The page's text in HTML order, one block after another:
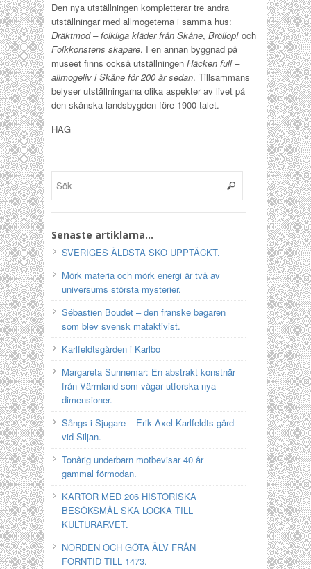
Den nya utställningen kompletterar tre andra
utställningar med allmogetema i samma hus:
Dräktmod – folkliga kläder från Skåne, Bröllop! och
Folkkonstens skapare. I en annan byggnad på
museet finns också utställningen Häcken full –
allmogeliv i Skåne för 200 år sedan. Tillsammans
belyser utställningarna olika aspekter av livet på
den skånska landsbygden före 1900-talet.
HAG
Senaste artiklarna…
SVERIGES ÄLDSTA SKO UPPTÄCKT.
Mörk materia och mörk energi är två av
universums största mysterier.
Sébastien Boudet – den franske bagaren
som blev svensk mataktivist.
Karlfeldtsgården i Karlbo
Margareta Sunnemar: En abstrakt konstnär
från Värmland som vågar utforska nya
dimensioner.
Sångs i Sjugare – Erik Axel Karlfeldts gård
vid Siljan.
Tonårig underbarn motbevisar 40 år
gammal förmodan.
KARTOR MED 206 HISTORISKA
BESÖKSMÅL SKA LOCKA TILL
KULTURARVET.
NORDEN OCH GÖTA ÄLV FRÅN
FORNTID TILL 1473.